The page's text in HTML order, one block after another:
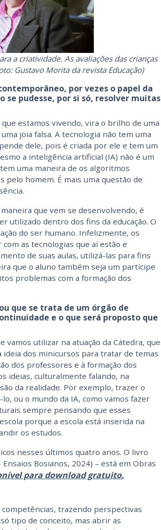
a criatividade. As avaliações das crianças
Gustavo Morita da revista Educação)
por vezes o papel da
se pudesse, por si só, resolver muitas
que estamos vivendo, vira o brilho de uma
joia falsa. A tecnologia não tem uma
dele, pois é criada por ele e tem um
a inteligência artificial (IA) não é um
uma maneira de os algoritmos
pelo homem. É mais uma questão de
que vem se desenvolvendo, é
utilizado dentro dos fins da educação. O
do ser humano. Infelizmente, os
as tecnologias que aí estão e
de suas aulas, utilizá-las para fins
que o aluno também seja um partícipe
problemas com a formação dos
que se trata de um órgão de
e o que será proposto que
vamos utilizar na atuação da Cátedra, que
ideia dos minicursos para tratar de temas
dos professores e à formação dos
ideias, culturalmente falando, na
da realidade. Por exemplo, trazer o
ou o mundo da IA, como vamos fazer
sempre pensando que esses
porque a escola está inserida na
os estudos.
nesses últimos quatro anos. O livro
Ensaios Bosianos, 2024) – está em Obras
para download gratuito.
trazendo perspectivas
tipo de conceito, mas abrir as